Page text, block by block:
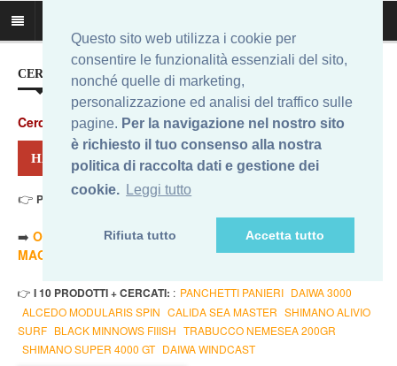
Questo sito web utilizza i cookie per
consentire le funzionalità essenziali del sito,
nonché quelle di marketing,
personalizzazione ed analisi del traffico sulle
pagine. Per la navigazione nel nostro sito
è richiesto il tuo consenso alla nostra
politica di raccolta dati e gestione dei
cookie. Leggi tutto
Rifiuta tutto Accetta tutto
CERCA IL MIGLIOR PREZZO...
Cerca
HAI CERCATO: NEMESEA 200
👉 Prezzo Min. 110,00 Eur - Prezzo Max 441,38 Eur
➡️ ORDINA PER PREZZO MINORE
ORDINA PER PREZZO
MAGGIORE
- 🔥TUTTI
👉 I 10 PRODOTTI + CERCATI: : PANCHETTI PANIERI DAIWA 3000
ALCEDO MODULARIS SPIN CALIDA SEA MASTER SHIMANO ALIVIO
SURF BLACK MINNOWS FIIISH TRABUCCO NEMESEA 200GR
SHIMANO SUPER 4000 GT DAIWA WINDCAST